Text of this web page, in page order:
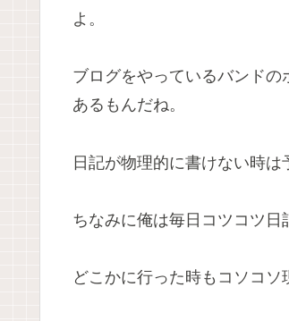
よ。
ブログをやっているバンド
あるもんだね。
日記が物理的に書けない時は
ちなみに俺は毎日コツコツ日
どこかに行った時もコソコソ